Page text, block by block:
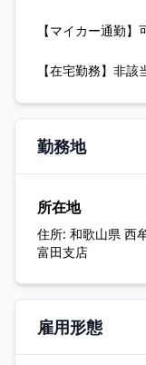
【マイカー通勤】
【在宅勤務】非該
勤務地
所在地
住所: 和歌山県
富田支店
雇用形態